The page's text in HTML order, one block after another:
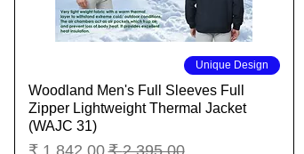
العرض السريع Unique Design
Woodland Men's Full Sleeves Full
Zipper Lightweight Thermal Jacket
(WAJC 31)
سعر عادي‏2,395.00 ₹ سعر البيع‏1,842.00 ₹